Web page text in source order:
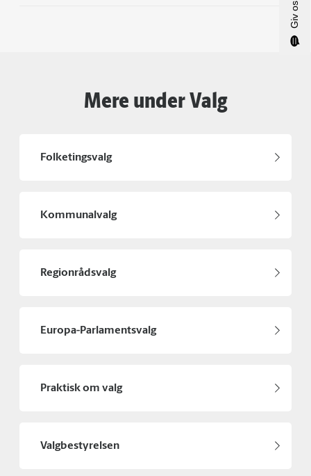
Mere under Valg
Folketingsvalg
Kommunalvalg
Regionrådsvalg
Europa-Parlamentsvalg
Praktisk om valg
Valgbestyrelsen